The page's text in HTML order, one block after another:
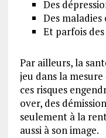
Des
Des
Et parfois
Par ailleurs, la
jeu dans la
ces risques
over, des
seulement à la
aussi à son image.